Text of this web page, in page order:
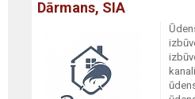
Dārmans, SIA